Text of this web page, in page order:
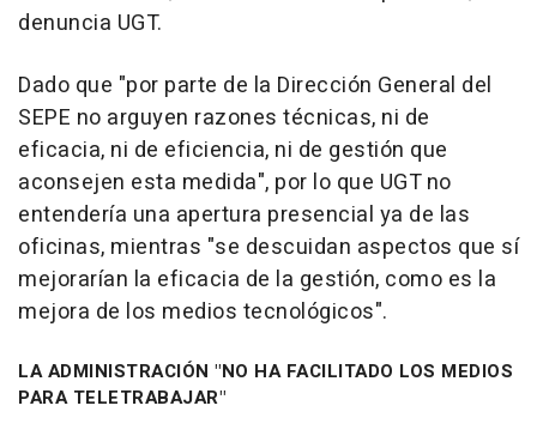
denuncia UGT.
Dado que "por parte de la Dirección General del
SEPE no arguyen razones técnicas, ni de
eficacia, ni de eficiencia, ni de gestión que
aconsejen esta medida", por lo que UGT no
entendería una apertura presencial ya de las
oficinas, mientras "se descuidan aspectos que sí
mejorarían la eficacia de la gestión, como es la
mejora de los medios tecnológicos".
LA ADMINISTRACIÓN "NO HA FACILITADO LOS MEDIOS
PARA TELETRABAJAR"